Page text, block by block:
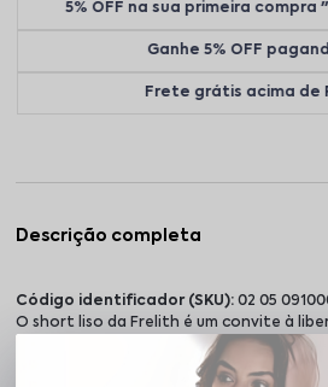
5% OFF na sua primeira compra
Ganhe 5% OFF
Frete grátis acima de
Descrição completa
Código identificador (SKU): 02 05
O short liso da Frelith é um convite à
com conforto e estilo. Com toque leve e
acompanha seu ritmo com